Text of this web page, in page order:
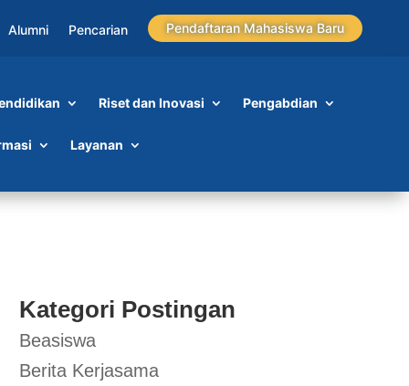
Alumni Pencarian Pendaftaran Mahasiswa Baru
Riset dan Inovasi Pengabdian
Layanan
Kategori Postingan
Beasiswa
Berita Kerjasama